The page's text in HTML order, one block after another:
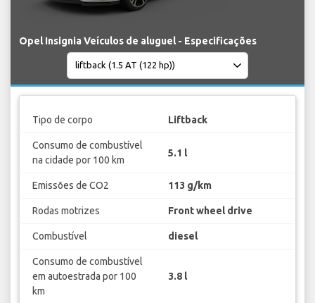
Opel Insignia Veículos de aluguel - Especificações
Tipo de corpo Liftback
Consumo de combustível
na cidade por 100 km
5.1 l
Emissões de CO2 113 g/km
Rodas motrizes Front wheel drive
Combustível diesel
Consumo de combustível
em autoestrada por 100
km
3.8 l